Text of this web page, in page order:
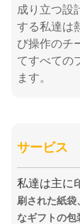
成り立つ設
する私達は
び操作のチ
てすべての
ます。
サービス
私達は主に
刷された紙袋
なギフトの包